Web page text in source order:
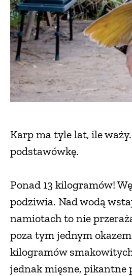
Karp ma tyle lat, ile
podstawówkę.
Ponad 13 kilogramów!
podziwia. Nad wodą
namiotach to nie
poza tym jednym
kilogramów
jednak mięsne, pikantne